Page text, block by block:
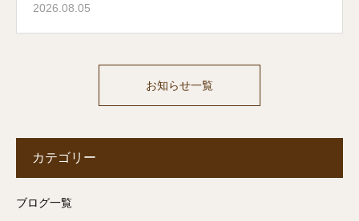
2026.08.05
お知らせ一覧
カテゴリー
ブログ一覧